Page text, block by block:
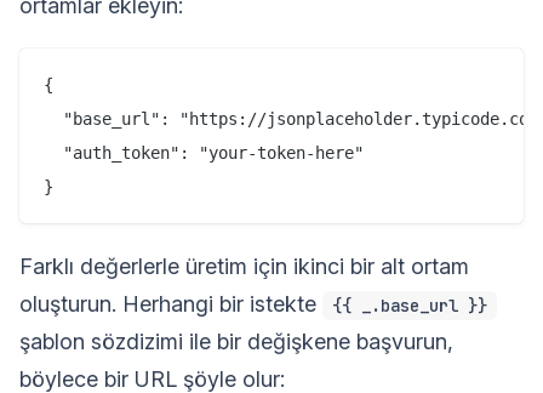
{
"base_url": "https://
  "auth_token": "your-token-here"
Farklı değerlerle üretim için ikinci bir alt ortam
oluşturun. Herhangi bir istekte
{{ _.base_url }}
şablon sözdizimi ile bir değişkene başvurun,
böylece bir URL şöyle olur: